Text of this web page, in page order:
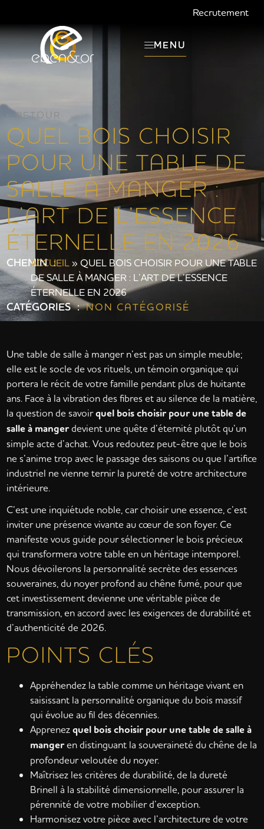
Recrutement
MENU
RETOUR
QUEL BOIS CHOISIR
POUR UNE TABLE DE
SALLE À MANGER :
L’ART DE L’ESSENCE
ÉTERNELLE EN 2026
CHEMIN :
ACCUEIL»QUEL BOIS CHOISIR POUR UNE TABLE
DE SALLE À MANGER : L’ART DE L’ESSENCE
ÉTERNELLE EN 2026
CATÉGORIES :NON CATÉGORISÉ
Une table de salle à manger n’est pas un simple meuble;
elle est le socle de vos rituels, un témoin organique qui
portera le récit de votre famille pendant plus de huitante
ans. Face à la vibration des fibres et au silence de la matière,
la question de savoirquel bois choisir pour une table de
salle à mangerdevient une quête d’éternité plutôt qu’un
simple acte d’achat. Vous redoutez peut-être que le bois
ne s’anime trop avec le passage des saisons ou que l’artifice
industriel ne vienne ternir la pureté de votre architecture
intérieure.
C’est une inquiétude noble, car choisir une essence, c’est
inviter une présence vivante au cœur de son foyer. Ce
manifeste vous guide pour sélectionner le bois précieux
qui transformera votre table en un héritage intemporel.
Nous dévoilerons la personnalité secrète des essences
souveraines, du noyer profond au chêne fumé, pour que
cet investissement devienne une véritable pièce de
transmission, en accord avec les exigences de durabilité et
d’authenticité de 2026.
POINTS CLÉS
Appréhendez la table comme un héritage vivant en
saisissant la personnalité organique du bois massif
qui évolue au fil des décennies.
Apprenezquel bois choisir pour une table de salle à
mangeren distinguant la souveraineté du chêne de la
profondeur veloutée du noyer.
Maîtrisez les critères de durabilité, de la dureté
Brinell à la stabilité dimensionnelle, pour assurer la
pérennité de votre mobilier d’exception.
Harmonisez votre pièce avec l’architecture de votre